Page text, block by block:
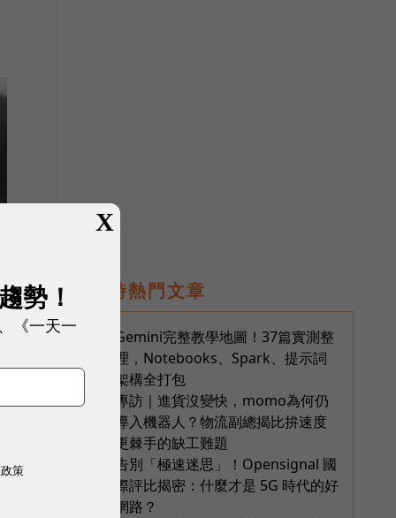
即時熱門文章
Gemini完整教學地圖！37篇實測整
理，Notebooks、Spark、提示詞
架構全打包
專訪｜進貨沒變快，momo為何仍
導入機器人？物流副總揭比拚速度
更棘手的缺工難題
告別「極速迷思」！Opensignal 國
際評比揭密：什麼才是 5G 時代的好
網路？
X
勢！
《一天一
策